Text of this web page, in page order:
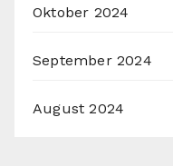
Oktober 2024
September 2024
August 2024